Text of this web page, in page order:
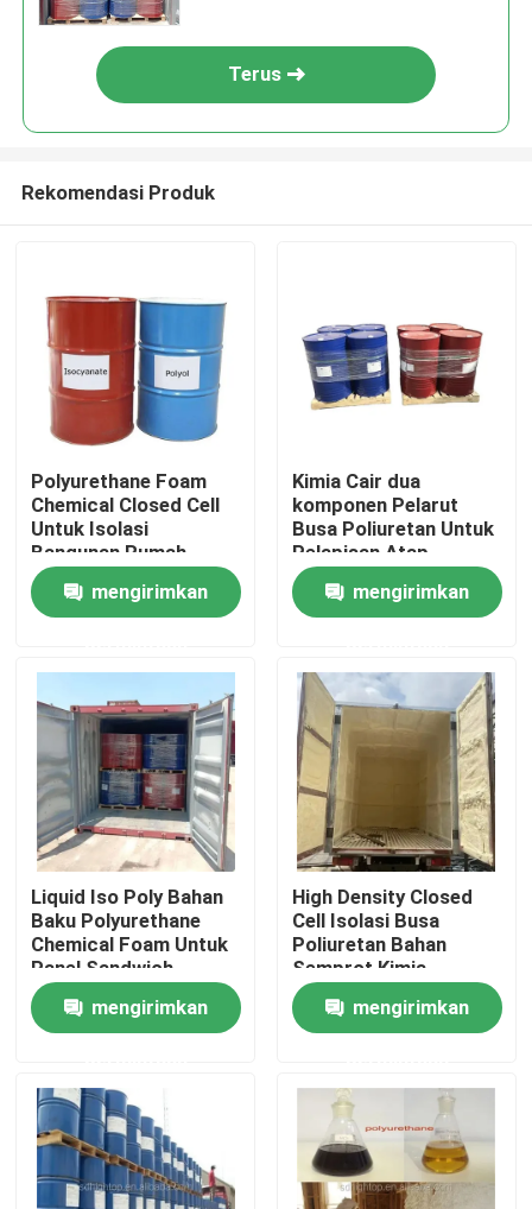
Rumah
Produk
Tentang kita
Wisata pabrik
Kontrol kualitas
Hubungi kami
Berita
Mini Ekskavator Tinggi
Excavator hidraulik kecil
Terus
Rekomendasi Produk
Polyurethane Foam
Chemical Closed Cell
Untuk Isolasi
Bangunan Rumah
mengirimkan
Kimia Cair dua
komponen Pelarut
Busa Poliuretan Untuk
Pelapisan Atap
mengirimkan
Liquid Iso Poly Bahan
Baku Polyurethane
Chemical Foam Untuk
Panel Sandwich
Berkelanjutan
mengirimkan
High Density Closed
Cell Isolasi Busa
Poliuretan Bahan
Semprot Kimia
mengirimkan